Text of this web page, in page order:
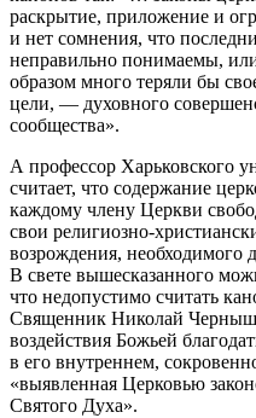
раскрытие, приложение и
и нет сомнения, что
неправильно понимаемы,
образом много теряли бы
цели, — духовного
сообщества».
А профессор Харьковского
считает, что содержание
каждому члену Церкви
свои религиозно-
возрождения, необходимого
В свете вышесказанного
что недопустимо считать
Священник Николай
воздействия Божьей
в его внутреннем,
«выявленная Церковью
Святого Духа».